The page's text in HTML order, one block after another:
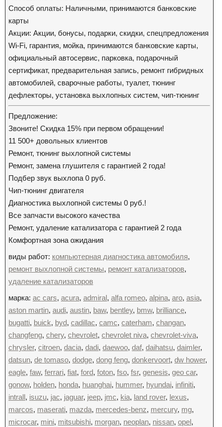
Способ оплаты: Наличными, принимаются банковские
карты
Акции: Акции, бонусы, подарки, скидки, спецпредложения
Wi-Fi, гарантия, мойка, принимаются банковские карты,
официальный автосервис, парковка, подарочный
сертификат, предварительная запись, ремонт гибридных
автомобилей, сварочные работы, туалет, тюнинг
дефлекторы, установка выхлопных систем, чип-тюнинг
Предложение:
Звоните! Скидка 15% при первом обращении!
11 500+ довольных клиентов
Ремонт, тюнинг выхлопной системы
Ремонт, замена глушителя с гарантией 2 года!
Подбер звук выхлопа 0 руб.
Чип-тюнинг двигателя
Диагностика выхлопной системы 0 руб.!
Все запчасти высокого качества
Ремонт, удаление катализатора с гарантией 2 года
Комфортная зона ожидания
виды работ: компьютерная диагностика автомобиля,
ремонт выхлопной системы, ремонт катализаторов,
удаление катализаторов
марка: ac cars, acura, admiral, alfa romeo, alpina, aro, asia,
aston martin, audi, austin, baw, bentley, bmw, brilliance,
bugatti, buick, byd, cadillac, camc, caterham, changan,
changfeng, chery, chevrolet, chevrolet niva, chevrolet-viva,
chrysler, citroen, dacia, dadi, daewoo, daf, daihatsu, daimler,
datsun, de tomaso, dodge, dong feng, donkervoort, dw hower,
eagle, faw, ferrari, fiat, ford, foton, fso, fsr, genesis, geo car,
gonow, holden, honda, huanghai, hummer, hyundai, infiniti,
intrall, isuzu, jac, jaguar, jeep, jmc, kia, land rover, lexus,
marcos, maserati, mazda, mercedes-benz, mercury, mg,
microcar, mini, mitsubishi, morgan, neoplan, nissan, opel,